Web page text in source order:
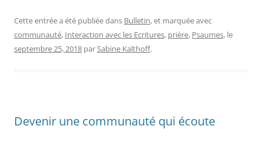
Cette entrée a été publiée dans Bulletin, et marquée avec
communauté, Interaction avec les Ecritures, prière, Psaumes, le
septembre 25, 2018 parSabine Kalthoff.
Devenir une communauté qui écoute